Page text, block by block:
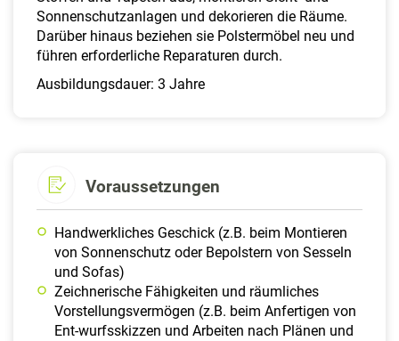
Sonnenschutzanlagen und dekorieren die Räume.
Darüber hinaus beziehen sie Polstermöbel neu und
führen erforderliche Reparaturen durch.
Ausbildungsdauer: 3 Jahre
Voraussetzungen
Handwerkliches Geschick (z.B. beim Montieren
von Sonnenschutz oder Bepolstern von Sesseln
und Sofas)
Zeichnerische Fähigkeiten und räumliches
Vorstellungsvermögen (z.B. beim Anfertigen von
Ent-wurfsskizzen und Arbeiten nach Plänen und